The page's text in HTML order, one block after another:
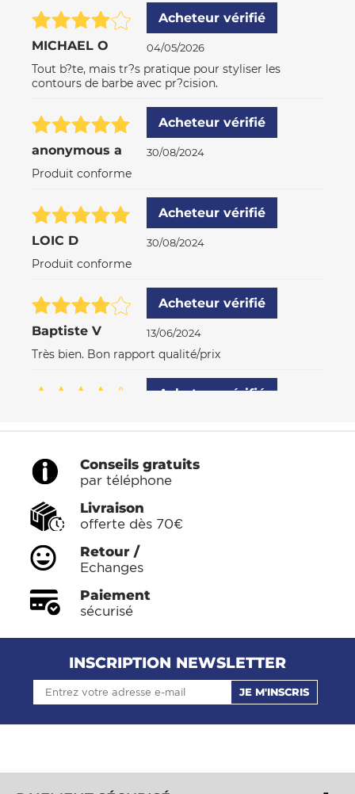
MICHAEL O
Acheteur vérifié
04/05/2026
Tout b?te, mais tr?s pratique pour styliser les
contours de barbe avec pr?cision.
anonymous a
Acheteur vérifié
30/08/2024
Produit conforme
LOIC D
Acheteur vérifié
30/08/2024
Produit conforme
Baptiste V
Acheteur vérifié
13/06/2024
Très bien. Bon rapport qualité/prix
Acheteur vérifié
à voir dans le temps
Michaël C 09/05/2023
En cours de test
JOSE J
Bon produit je recommande
patrick b
Acheteur vérifié
25/04/2023
Connu
Acheteur vérifié
Conseils gratuits
par téléphone
Livraison
offerte dès 70€
Retour /
Echanges
Paiement
sécurisé
INSCRIPTION NEWSLETTER
JE M'INSCRIS